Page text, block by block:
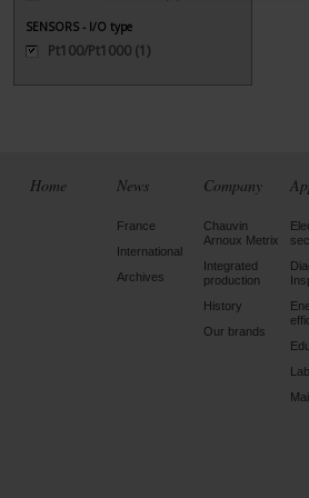
SENSORS - I/O type
Pt100/Pt1000 (1)
Home News
France
International
Archives
Company
Chauvin
Arnoux Metrix
Integrated
production
History
Our brands